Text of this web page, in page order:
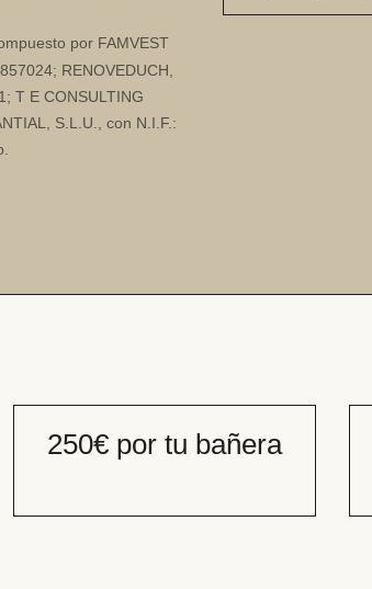
por FAMVEST
RENOVEDUCH,
T E CONSULTING
S.L.U., con N.I.F.:
250€ por tu bañera